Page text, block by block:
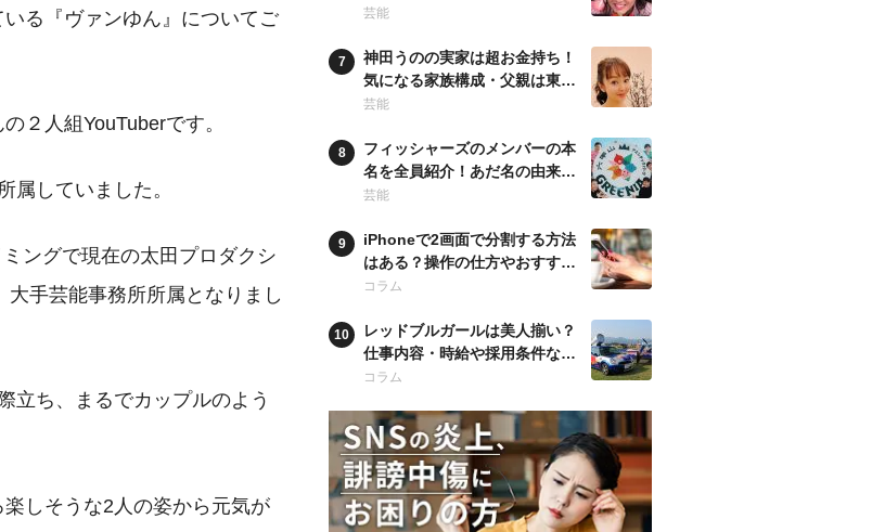
る『ヴァンゆん』についてご
２人組YouTuberです。
属していました。
ングで現在の太田プロダクシ
大手芸能事務所所属となりまし
立ち、まるでカップルのよう
しそうな2人の姿から元気が
の噂など徹底調査！
芸能
神田うのの実家は超お金持ち！
気になる家族構成・父親は東大
卒の官僚？
芸能
フィッシャーズのメンバーの本
名を全員紹介！あだ名の由来・
学歴も調査！
芸能
iPhoneで2画面で分割する方法
はある？操作の仕方やおすすめ
アプリも紹介！
コラム
レッドブルガールは美人揃い？
仕事内容・時給や採用条件など
も徹底調査！
コラム